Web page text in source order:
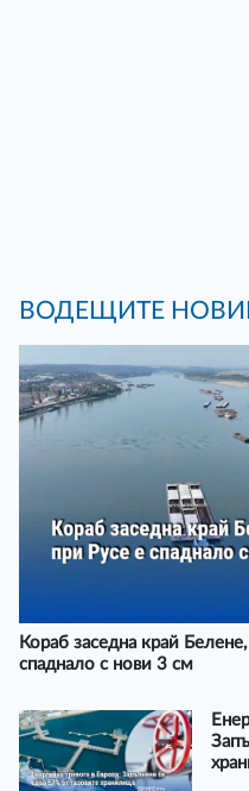
ВОДЕЩИТЕ
Кораб заседна край
спаднало с нови 3 см